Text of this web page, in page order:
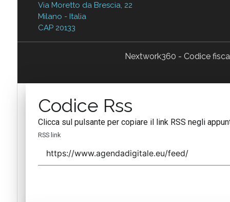
Via Moretto da Brescia, 22
Milano - Italia
CAP 20133
Nextwork360 - Codice
Codice Rss
Clicca sul pulsante per copiare il link RSS negli
RSS link